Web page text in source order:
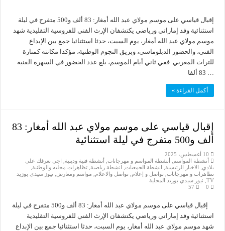
إقبال قياسي على موسم مولاي عبد الله أمغار: 83 ألف و500 متفرج في ليلة
استثنائية وفد إماراتي ورياضي يكتشفان الإرث الفني للفروسية التقليدية شهد
موسم مولاي عبد الله أمغار، يوم السبت، حدثا استثنائيا جمع بين الإبداع
الفني، والحضور الدبلوماسي، وبريق النجوم الوطنية، مؤكدا مكانته كمنارة
للتراث المغربي. ففي ثاني أيام الموسم، بلغ عدد الحضور في السهرة الفنية
83 ألفا …
أكمل القراءة »
إقبال قياسي على موسم مولاي عبد الله أمغار: 83
ألف و500 متفرج في ليلة استثنائية
10 أغسطس، 2025
أنشطة المواسم
أنشطة المواسم و مهرجانات, أنشطة فنية ودينية
اجي نعرفك على
بلادي
الاخبار الرئيسية انشطة الجمعيات, انشطة رياضية تظاهرات محليه والوطنية
تظاهرات و مهرجانات, تواصل و إعلام تواصل والاعلام مواسم ومعارض
نيوز سيدي بوزيد
TV
, نيوز سيدي بوزيد المحلية
0
57
إقبال قياسي على موسم مولاي عبد الله أمغار: 83 ألف و500 متفرج في ليلة
استثنائية وفد إماراتي ورياضي يكتشفان الإرث الفني للفروسية التقليدية
شهد موسم مولاي عبد الله أمغار، يوم السبت، حدثا استثنائيا جمع بين الإبداع